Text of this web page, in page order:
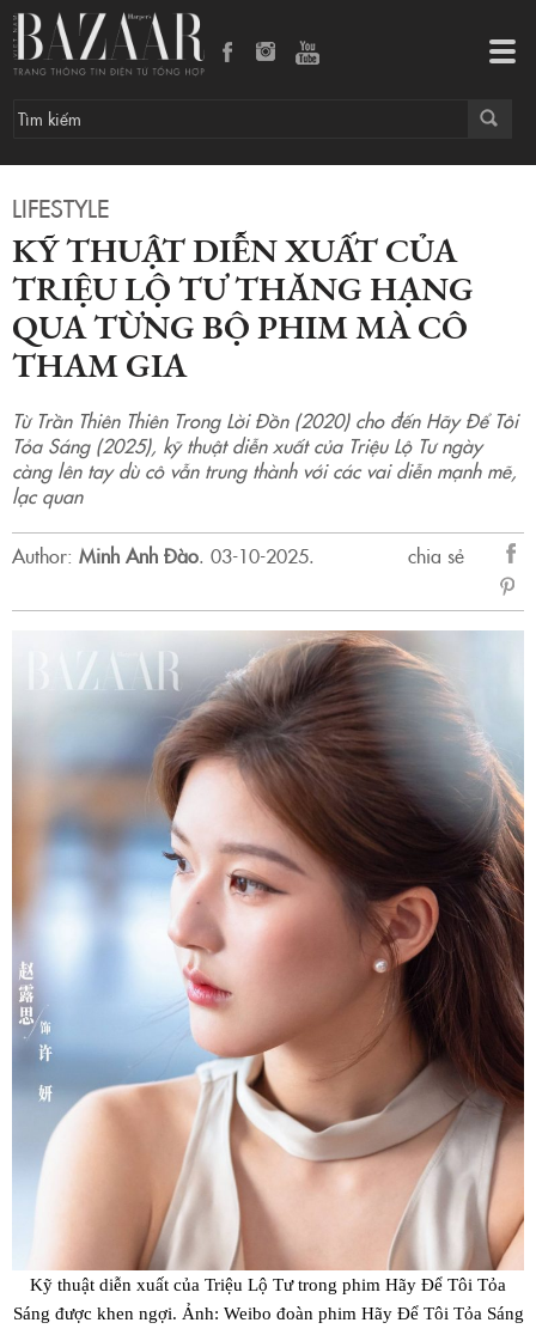
LIFESTYLE
KỸ THUẬT DIỄN XUẤT CỦA
TRIỆU LỘ TƯ THĂNG HẠNG
QUA TỪNG BỘ PHIM MÀ CÔ
THAM GIA
Từ Trần Thiên Thiên Trong Lời Đồn (2020) cho đến Hãy Để Tôi
Tỏa Sáng (2025), kỹ thuật diễn xuất của Triệu Lộ Tư ngày
càng lên tay dù cô vẫn trung thành với các vai diễn mạnh mẽ,
lạc quan
Author: Minh Anh Đào. 03-10-2025.
chia sẻ
sẻ
Kỹ thuật diễn xuất của Triệu Lộ Tư trong phim Hãy Để Tôi Tỏa
Sáng được khen ngợi. Ảnh: Weibo đoàn phim Hãy Để Tôi Tỏa Sáng